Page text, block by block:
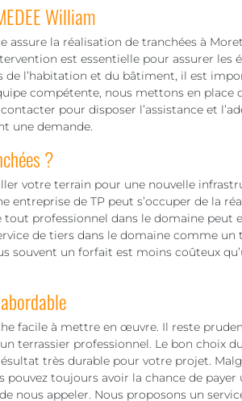
William
assure la réalisation de tranchées à
est essentielle pour assurer les
de l’habitation et du bâtiment, il est
compétente, nous mettons en place
pour disposer l’assistance et
une demande.
?
votre terrain pour une nouvelle
entreprise de TP peut s’occuper de la
tout professionnel dans le domaine peut
de tiers dans le domaine comme un
souvent un forfait est moins coûteux
facile à mettre en œuvre. Il reste
terrassier professionnel. Le bon choix
très durable pour votre projet.
pouvez toujours avoir la chance de payer
nous appeler. Nous proposons un